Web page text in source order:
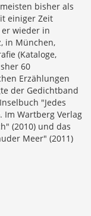
bisher als
einiger Zeit
er wieder in
in München,
(Kataloge,
60
Erzählungen
der Gedichtband
"Jedes
Im Wartberg Verlag
(2010) und das
Meer" (2011)